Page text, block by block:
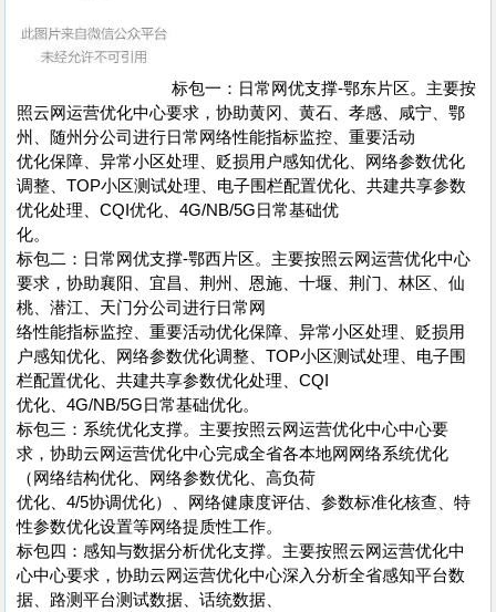
标包一：日常网优支撑-鄂东片区。主要按
照云网运营优化中心要求，协助黄冈、黄石、孝感、咸宁、鄂
州、随州分公司进行日常网络性能指标监控、重要活动
优化保障、异常小区处理、贬损用户感知优化、网络参数优化
调整、TOP小区测试处理、电子围栏配置优化、共建共享参数
优化处理、CQI优化、4G/NB/5G日常基础优
化。
标包二：日常网优支撑-鄂西片区。主要按照云网运营优化中心
要求，协助襄阳、宜昌、荆州、恩施、十堰、荆门、林区、仙
桃、潜江、天门分公司进行日常网
络性能指标监控、重要活动优化保障、异常小区处理、贬损用
户感知优化、网络参数优化调整、TOP小区测试处理、电子围
栏配置优化、共建共享参数优化处理、CQI
优化、4G/NB/5G日常基础优化。
标包三：系统优化支撑。主要按照云网运营优化中心中心要
求，协助云网运营优化中心完成全省各本地网网络系统优化
（网络结构优化、网络参数优化、高负荷
优化、4/5协调优化）、网络健康度评估、参数标准化核查、特
性参数优化设置等网络提质性工作。
标包四：感知与数据分析优化支撑。主要按照云网运营优化中
心中心要求，协助云网运营优化中心深入分析全省感知平台数
据、路测平台测试数据、话统数据、